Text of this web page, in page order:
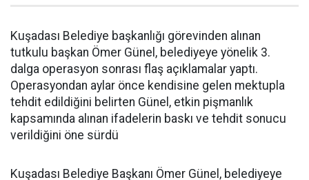
Kuşadası Belediye başkanlığı görevinden alınan
tutkulu başkan Ömer Günel, belediyeye yönelik 3.
dalga operasyon sonrası flaş açıklamalar yaptı.
Operasyondan aylar önce kendisine gelen mektupla
tehdit edildiğini belirten Günel, etkin pişmanlık
kapsamında alınan ifadelerin baskı ve tehdit sonucu
verildiğini öne sürdü
Kuşadası Belediye Başkanı Ömer Günel, belediyeye